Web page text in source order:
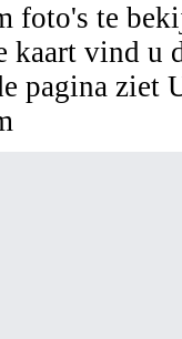
foto's te
kaart vind
pagina ziet